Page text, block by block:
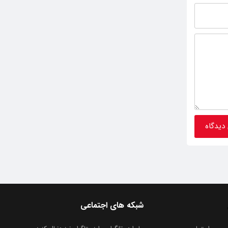
شبکه های اجتماعی